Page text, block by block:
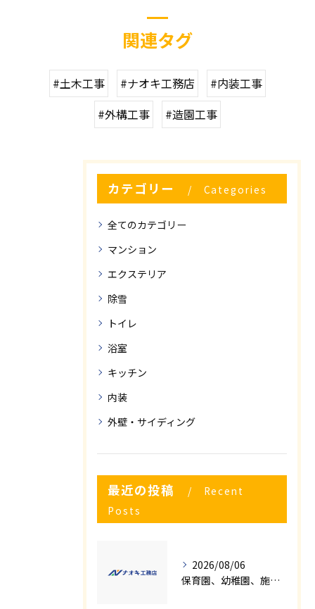
関連タグ
#土木工事 #ナオキ工務店
#内装工事
#外構工事
#造園工事
カテゴリー Categories
全てのカテゴリー
マンション
エクステリア
除雪
トイレ
浴室
キッチン
内装
外壁・サイディング
最近の投稿
Recent
Posts
2026/08/06
保育園、幼稚園、施設様！！内装リフォームでお悩み事はございませんか？